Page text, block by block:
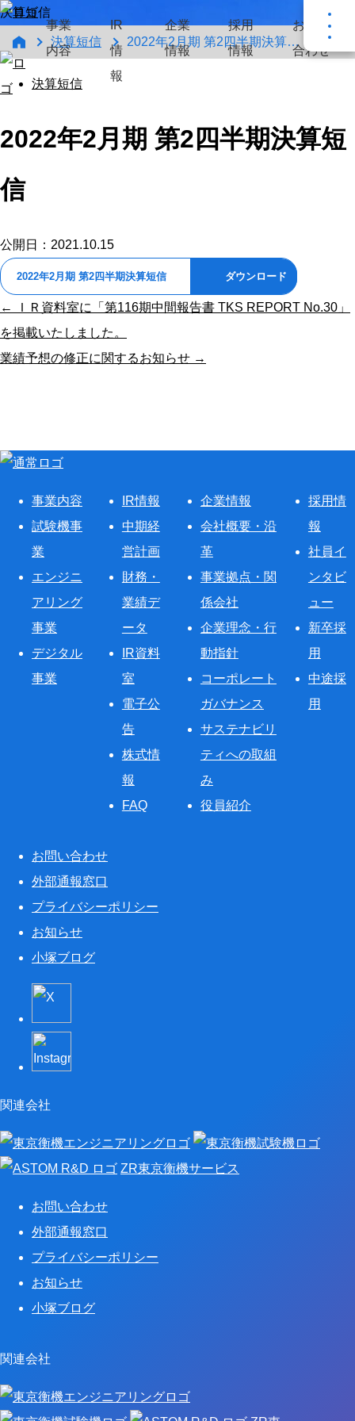
事業
内容
IR
情
報
企業
情報
採用
情報
お問い
合わせ
決算短信
決算短信 2022年2月期 第2四半期決算短信
決算短信
2022年2月期 第2四半期決算短
信
公開日：2021.10.15
2022年2月期 第2四半期決算短信 ダウンロード
← ＩＲ資料室に「第116期中間報告書 TKS REPORT No.30」
を掲載いたしました。
業績予想の修正に関するお知らせ →
事業内容
試験機事
業
エンジニ
アリング
事業
デジタル
事業
IR情報
中期経
営計画
財務・
業績デ
ータ
IR資料
室
電子公
告
株式情
報
FAQ
企業情報
会社概要・沿
革
事業拠点・関
係会社
企業理念・行
動指針
コーポレート
ガバナンス
サステナビリ
ティへの取組
み
役員紹介
採用情
報
社員イ
ンタビ
ュー
新卒採
用
中途採
用
お問い合わせ
外部通報窓口
プライバシーポリシー
お知らせ
小塚ブログ
関連会社
ZR東京衡機サービス
お問い合わせ
外部通報窓口
プライバシーポリシー
お知らせ
小塚ブログ
関連会社